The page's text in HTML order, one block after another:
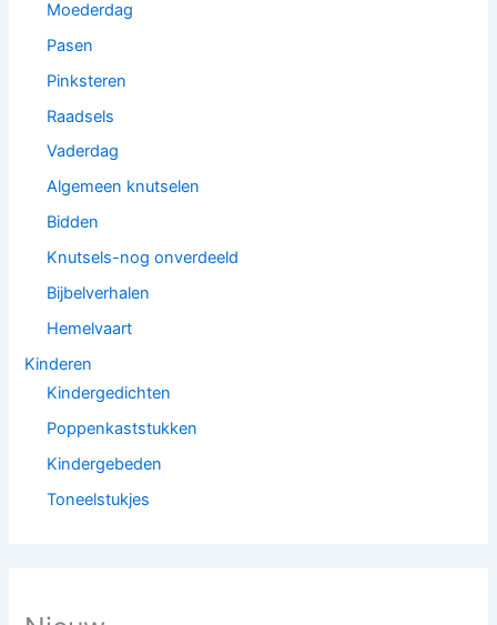
Moederdag
Pasen
Pinksteren
Raadsels
Vaderdag
Algemeen knutselen
Bidden
Knutsels-nog onverdeeld
Bijbelverhalen
Hemelvaart
Kinderen
Kindergedichten
Poppenkaststukken
Kindergebeden
Toneelstukjes